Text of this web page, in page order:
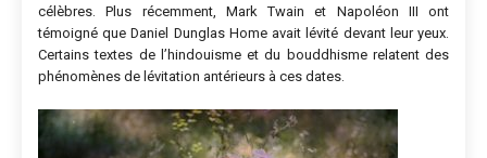
célèbres. Plus récemment, Mark Twain et Napoléon III ont
témoigné que Daniel Dunglas Home avait lévité devant leur yeux.
Certains textes de l’hindouisme et du bouddhisme relatent des
phénomènes de lévitation antérieurs à ces dates.